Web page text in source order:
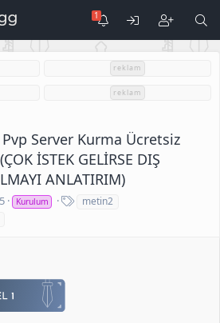
reklam
reklam
Server Kurma Ücretsiz
İSTEK GELİRSE DIŞ
ANLATIRIM)
Kurulum
metin2